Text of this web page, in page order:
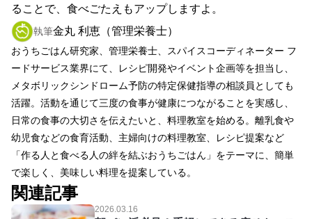
ることで、食べごたえもアップしますよ。
執筆金丸 利恵（管理栄養士）
おうちごはん研究家、管理栄養士、スパイスコーディネーター フ
ードサービス業界にて、レシピ開発やイベント企画等を担当し、
メタボリックシンドローム予防の特定保健指導の相談員としても
活躍。活動を通じて三度の食事が健康につながることを実感し、
日常の食事の大切さを伝えたいと、料理教室を始める。離乳食や
幼児食などの食育活動、主婦向けの料理教室、レシピ提案など
「作る人と食べる人の絆を結ぶおうちごはん」をテーマに、簡単
で楽しく、美味しい料理を提案している。
関連記事
2026.03.16